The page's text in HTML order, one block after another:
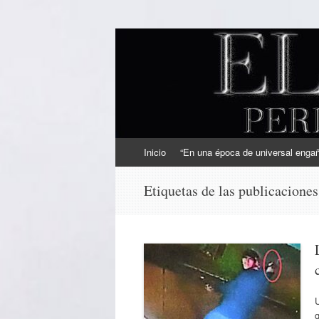
EL SINDICAL
Periodismo Inteligente
al
Inicio “En una época de universal
Etiquetas de las